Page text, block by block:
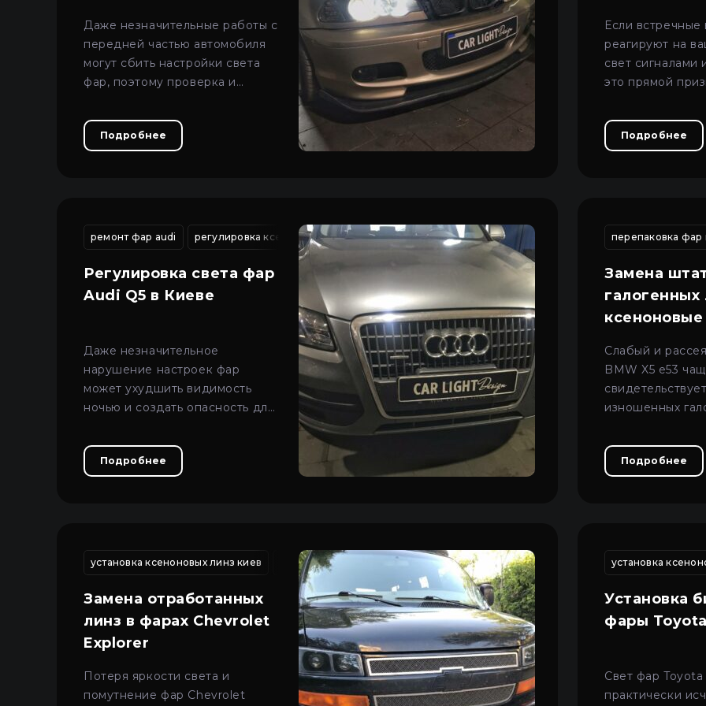
Даже незначительные работы с
передней частью автомобиля
могут сбить настройки света
фар, поэтому проверка и
являются обязательными.
Подробнее
Если встречные
реагируют на
свет
это прямой
регулировке.
Подробнее
ремонт фар audi регулировка ксеноновых фар регулировка фар автомобиля настройка света фар
Регулировка света фар
Audi Q5 в Киеве
Даже незначительное
нарушение настроек фар
может ухудшить видимость
ночью и создать опасность для
Подробнее
перепаковка фар
Замена
галогенных
Слабый и
BMW X5 e53
изношенных
замены на
линзы.
Подробнее
установка ксеноновых линз киев чистка фар автомобиля внутри регулировка фар на автомобиле киев
Замена отработанных
линз в фарах Chevrolet
Explorer
Потеря яркости света и
помутнение фар Chevrolet
установка
Установка
фары
Свет фар Toyota
практически